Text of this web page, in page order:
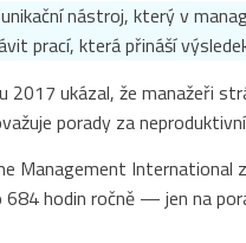
nástroj, který v
prací, která přináší
2017 ukázal, že manažeři
porady za
Management International
hodin ročně — jen na